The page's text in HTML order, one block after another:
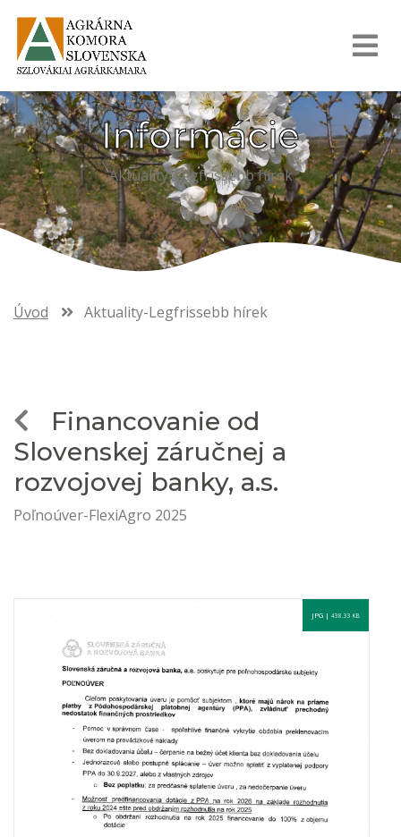
Informácie
Aktuality-Legfrissebb hírek
Úvod Aktuality-Legfrissebb hírek
Financovanie od
Slovenskej záručnej a
rozvojovej banky, a.s.
Poľnoúver-FlexiAgro 2025
JPG | 438.33 KB